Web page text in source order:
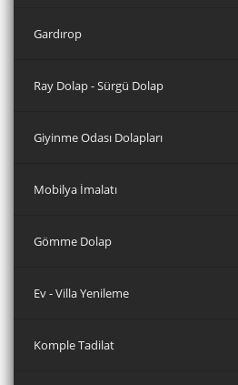
Gardırop
Ray Dolap - Sürgü Dolap
Giyinme Odası Dolapları
Mobilya İmalatı
Gömme Dolap
Ev - Villa Yenileme
Komple Tadilat